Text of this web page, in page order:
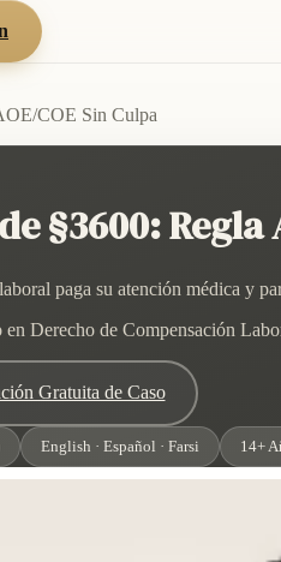
COE Sin Culpa
§3600: Regla
paga su atención médica y
Derecho de Compensación
Gratuita de Caso
English · Español · Farsi 14+